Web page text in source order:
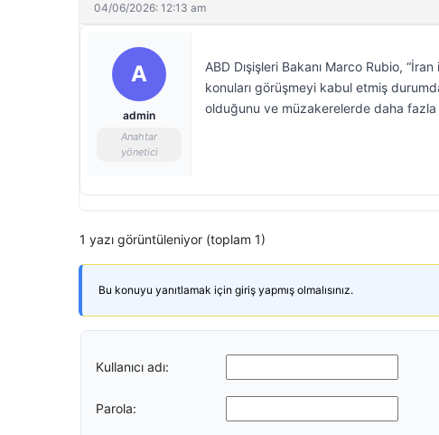
04/06/2026: 12:13 am
A
admin
Anahtar
yönetici
ABD Dışişleri Bakanı Marco Rubio,
konuları görüşmeyi kabul etmiş
olduğunu ve müzakerelerde daha
1 yazı görüntüleniyor (toplam 1)
Bu konuyu yanıtlamak için giriş yapmış olmalısınız.
Kullanıcı adı:
Parola: